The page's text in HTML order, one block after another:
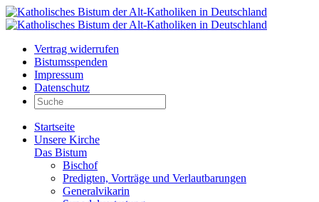
Vertrag widerrufen
Bistumsspenden
Impressum
Datenschutz
Startseite
Unsere Kirche
Das Bistum
Bischof
Predigten, Vorträge und Verlautbarungen
Generalvikarin